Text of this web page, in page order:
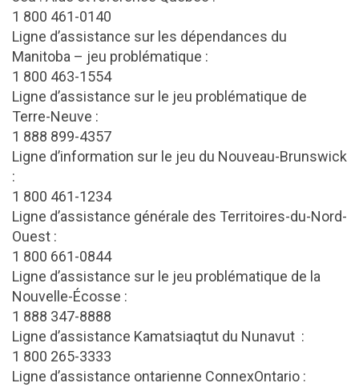
1 800 461-0140
Ligne d’assistance sur les dépendances du
Manitoba – jeu problématique :
1 800 463-1554
Ligne d’assistance sur le jeu problématique de
Terre-Neuve :
1 888 899-4357
Ligne d’information sur le jeu du Nouveau-Brunswick
:
1 800 461-1234
Ligne d’assistance générale des Territoires-du-Nord-
Ouest :
1 800 661-0844
Ligne d’assistance sur le jeu problématique de la
Nouvelle-Écosse :
1 888 347-8888
Ligne d’assistance Kamatsiaqtut du Nunavut :
1 800 265-3333
Ligne d’assistance ontarienne ConnexOntario :